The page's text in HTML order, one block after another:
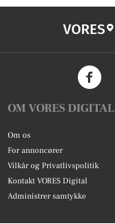
VORES
OM VORES DIGITAL
Om os
For annoncører
Vilkår og Privatlivspolitik
Kontakt VORES Digital
Administrer samtykke